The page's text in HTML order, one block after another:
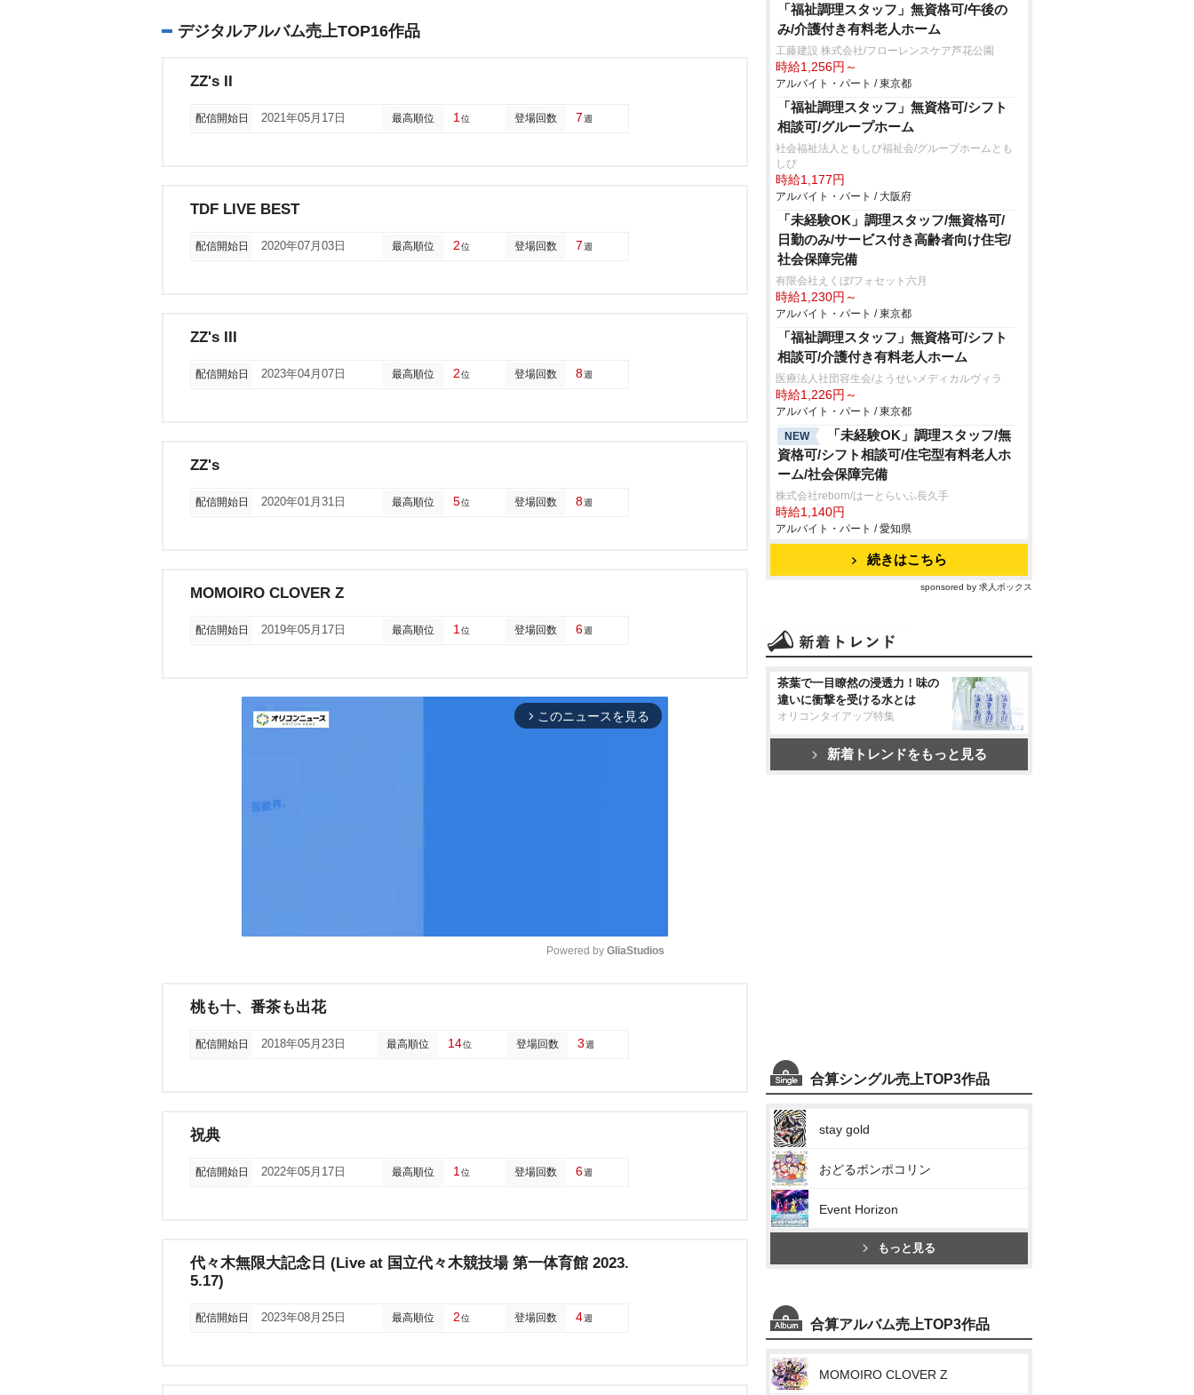
デジタルアルバム売上TOP16作品
ZZ's II
配信開始日 2021年05月17日 最高順位 1 位 登場回数 7週
TDF LIVE BEST
配信開始日 2020年07月03日 最高順位 2位 登場回数 7週
ZZ's III
配信開始日 2023年04月07日 最高順位 2位 登場回数 8週
ZZ's
配信開始日 2020年01月31日 最高順位 5位 登場回数 8週
MOMOIRO CLOVER Z
配信開始日 2019年05月17日 最高順位 1 位 登場回数 6週
arrow_forward_ios このニュースを見る
t
Powered by GliaStudios
桃も十、番茶も出花
配信開始日 2018年05月23日 最高順位 14位 登場回数 3週
祝典
配信開始日 2022年05月17日 最高順位 1 位 登場回数 6週
代々木無限大記念日 (Live at 国立代々木競技場 第一体育館 2023.
5.17)
配信開始日 2023年08月25日 最高順位 2位 登場回数 4週
「福祉調理スタッフ」無資格可/午後の
み/介護付き有料老人ホーム
工藤建設 株式会社/フローレンスケア芦花公園
時給1,256円～
アルバイト・パート / 東京都
「福祉調理スタッフ」無資格可/シフト
相談可/グループホーム
社会福祉法人ともしび福祉会/グループホームとも
しび
時給1,177円
アルバイト・パート / 大阪府
「未経験OK」調理スタッフ/無資格可/
日勤のみ/サービス付き高齢者向け住宅/
社会保障完備
有限会社えくぼ/フォセット六月
時給1,230円～
アルバイト・パート / 東京都
「福祉調理スタッフ」無資格可/シフト
相談可/介護付き有料老人ホーム
医療法人社団容生会/ようせいメディカルヴィラ
時給1,226円～
アルバイト・パート / 東京都
NEW
「未経験OK」調理スタッフ/無
資格可/シフト相談可/住宅型有料老人ホ
ーム/社会保障完備
株式会社reborn/はーとらいふ長久手
時給1,140円
アルバイト・パート / 愛知県
続きはこちら
sponsored by 求人ボックス
茶葉で一目瞭然の浸透力！味の
違いに衝撃を受ける水とは
オリコンタイアップ特集
新着トレンドをもっと見る
合算シングル売上TOP3作品
stay gold
おどるポンポコリン
Event Horizon
もっと見る
合算アルバム売上TOP3作品
MOMOIRO CLOVER Z